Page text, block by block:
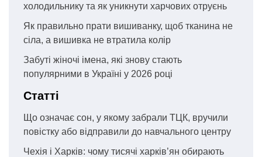
холодильнику та як уникнути харчових отруєнь
Як правильно прати вишиванку, щоб тканина не
сіла, а вишивка не втратила колір
Забуті жіночі імена, які знову стають
популярними в Україні у 2026 році
Статті
Що означає сон, у якому забрали ТЦК, вручили
повістку або відправили до навчального центру
Чехія і Харків: чому тисячі харків’ян обирають